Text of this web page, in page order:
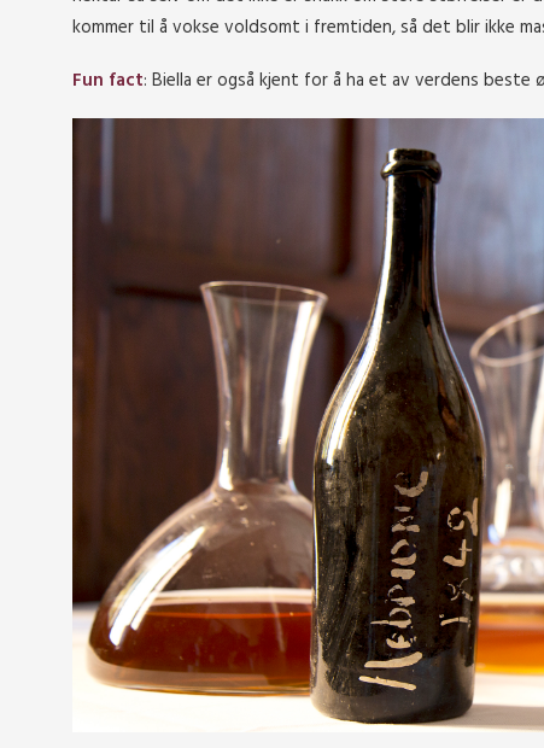
kommer til å vokse voldsomt i fremtiden, så det blir ikke
Fun fact: Biella er også kjent for å ha et av verdens beste